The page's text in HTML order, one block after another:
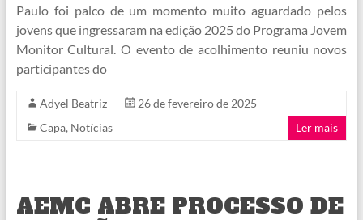
Paulo foi palco de um momento muito aguardado pelos
jovens que ingressaram na edição 2025 do Programa Jovem
Monitor Cultural. O evento de acolhimento reuniu novos
participantes do
Adyel Beatriz
26 de fevereiro de 2025
Capa, Notícias Ler mais
AEMC ABRE PROCESSO DE